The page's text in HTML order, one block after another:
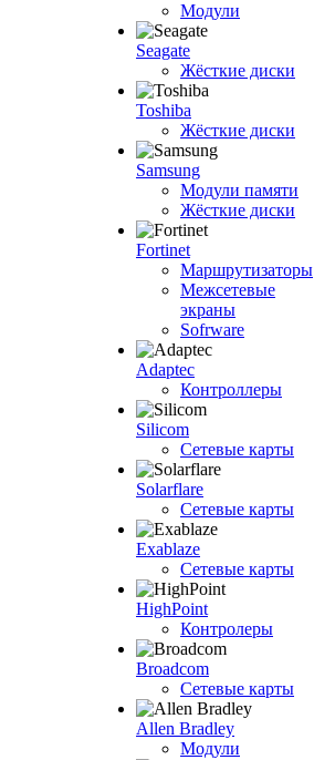
Модули
Seagate
Жёсткие диски
Toshiba
Жёсткие диски
Samsung
Модули памяти
Жёсткие диски
Fortinet
Маршрутизаторы
Межсетевые
экраны
Sofrware
Adaptec
Контроллеры
Silicom
Сетевые карты
Solarflare
Сетевые карты
Exablaze
Сетевые карты
HighPoint
Контролеры
Broadcom
Сетевые карты
Allen Bradley
Модули